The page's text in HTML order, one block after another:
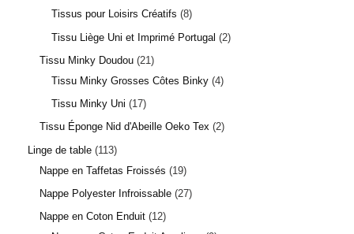
Tissus pour Loisirs Créatifs 8
Tissu Liège Uni et Imprimé Portugal
2
Tissu Minky Doudou 21
Tissu Minky Grosses Côtes Binky 4
Tissu Minky Uni
17
Tissu Éponge Nid d'Abeille Oeko Tex 2
Linge de table 113
Nappe en Taffetas Froissés
19
Nappe Polyester Infroissable 27
Nappe en Coton Enduit 12